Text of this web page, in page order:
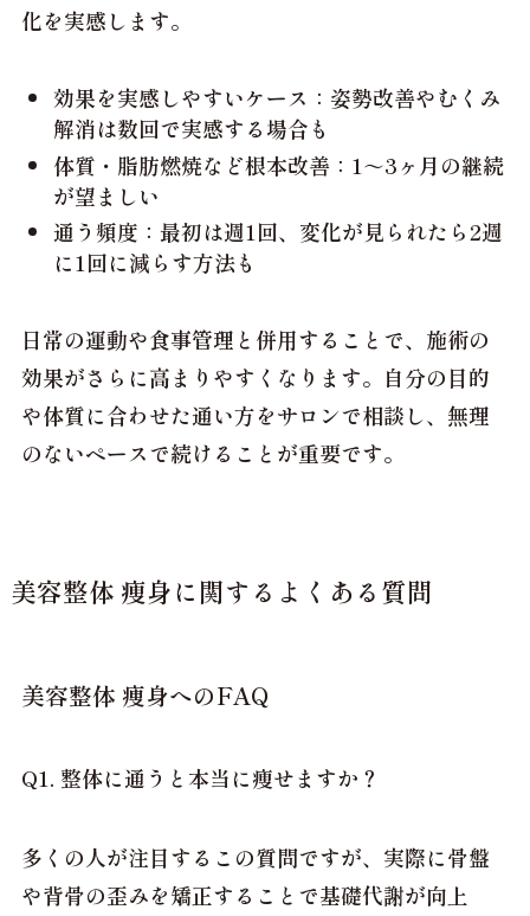
化を実感します。
効果を実感しやすいケース：姿勢改善やむくみ
解消は数回で実感する場合も
体質・脂肪燃焼など根本改善：1～3ヶ月の継続
が望ましい
通う頻度：最初は週1回、変化が見られたら2週
に1回に減らす方法も
日常の運動や食事管理と併用することで、施術の
効果がさらに高まりやすくなります。自分の目的
や体質に合わせた通い方をサロンで相談し、無理
のないペースで続けることが重要です。
美容整体 痩身に関するよくある質問
美容整体 痩身へのFAQ
Q1. 整体に通うと本当に痩せますか？
多くの人が注目するこの質問ですが、実際に骨盤
や背骨の歪みを矯正することで基礎代謝が向上